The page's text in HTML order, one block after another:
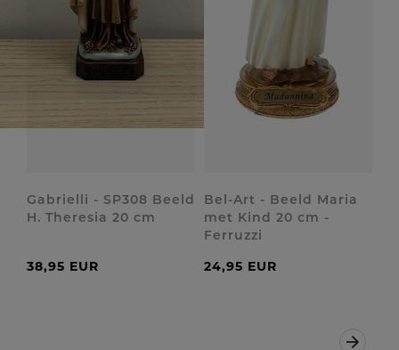
Gabrielli - SP308 Beeld
H. Theresia 20 cm
38,95 EUR
Bel-Art - Beeld Maria
met Kind 20 cm -
Ferruzzi
24,95 EUR